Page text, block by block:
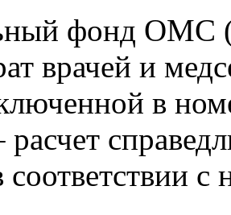
фонд ОМС
врачей и
в
расчет
соответствии